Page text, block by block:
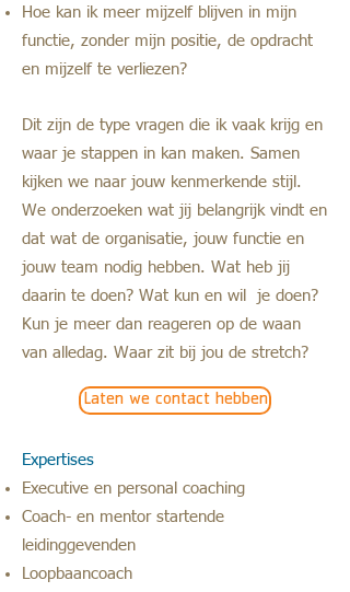
Hoe kan ik meer mijzelf blijven in mijn
functie, zonder mijn positie, de opdracht
en mijzelf te verliezen?
Dit zijn de type vragen die ik vaak krijg en
waar je stappen in kan maken. Samen
kijken we naar jouw kenmerkende stijl.
We onderzoeken wat jij belangrijk vindt en
dat wat de organisatie, jouw functie en
jouw team nodig hebben. Wat heb jij
daarin te doen? Wat kun en wil je doen?
Kun je meer dan reageren op de waan
van alledag. Waar zit bij jou de stretch?
Expertises
Executive en personal coaching
Coach- en mentor startende
leidinggevenden
Loopbaancoach
Laten we contact hebben